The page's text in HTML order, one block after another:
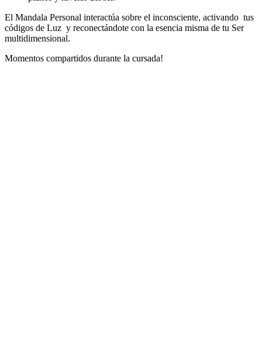
El Mandala Personal interactúa sobre el inconsciente, activando tus
códigos de Luz y reconectándote con la esencia misma de tu Ser
multidimensional.
Momentos compartidos durante la cursada!